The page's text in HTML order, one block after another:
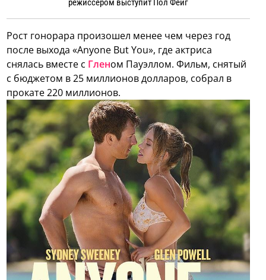
режиссером выступит Пол Фейг
Рост гонорара произошел менее чем через год
после выхода «Anyone But You», где актриса
снялась вместе с Гленом Пауэллом. Фильм, снятый
с бюджетом в 25 миллионов долларов, собрал в
прокате 220 миллионов.